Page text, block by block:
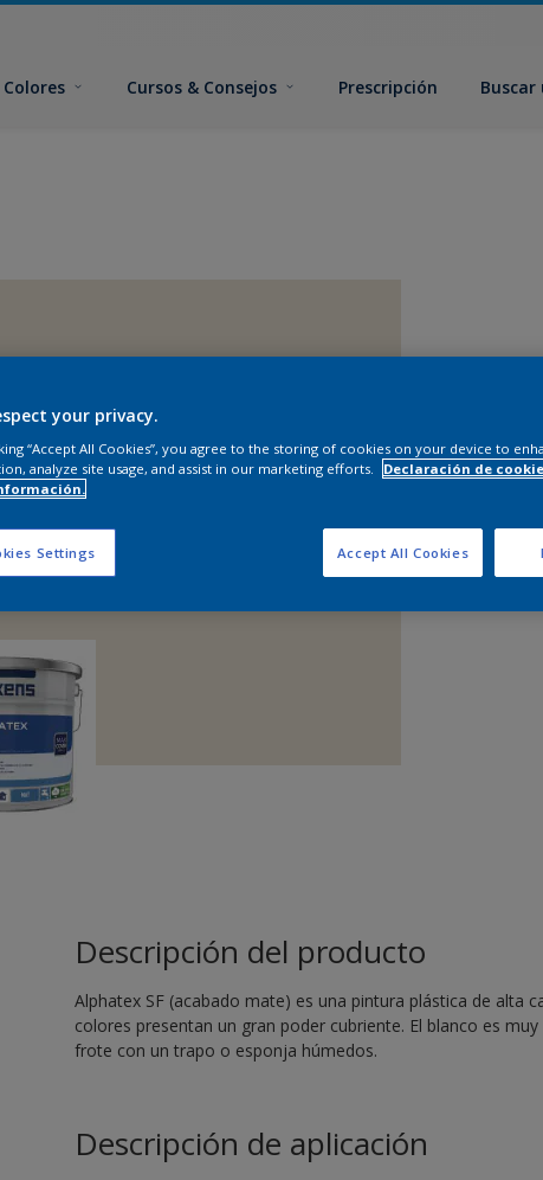
Colores Cursos & Consejos Prescripción
Descripción del producto
Alphatex SF (acabado mate) es una pintura plástica de alta
colores presentan un gran poder cubriente. El blanco es
frote con un trapo o esponja húmedos.
Descripción de aplicación
your privacy.
“Accept All Cookies”, you agree to the storing of cookies on your device to
analyze site usage, and assist in our marketing efforts.
Declaración de
Settings Accept All Cookies